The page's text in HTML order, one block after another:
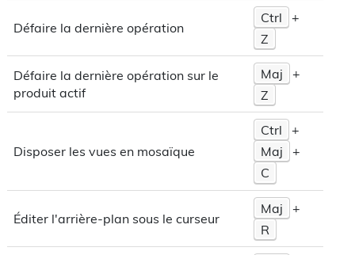
Défaire la dernière opération
Ctrl
+
Z
Défaire la dernière opération sur le
produit actif
Maj
+
Z
Disposer les vues en mosaïque
Ctrl
+
Maj
+
C
Éditer l'arrière-plan sous le curseur
Maj
+
R